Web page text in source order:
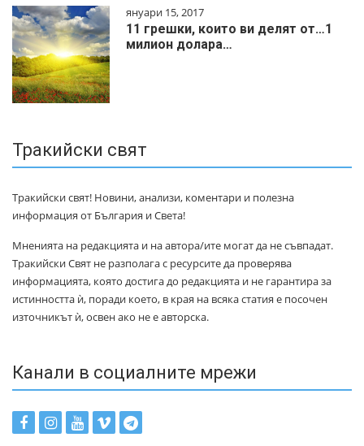
януари 15, 2017
11 грешки, които ви делят от…1
милиoн дoлapa…
Тракийски свят
Тракийски свят! Новини, анализи, коментари и полезна
информация от България и Света!
Мненията на редакцията и на автора/ите могат да не съвпадат.
Тракийски Свят не разполага с ресурсите да проверява
информацията, която достига до редакцията и не гарантира за
истинността ѝ, поради което, в края на всяка статия е посочен
източникът ѝ, освен ако не е авторска.
Канали в социалните мрежи